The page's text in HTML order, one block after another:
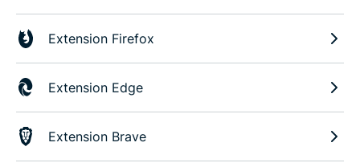
Extension Firefox
Extension Edge
Extension Brave